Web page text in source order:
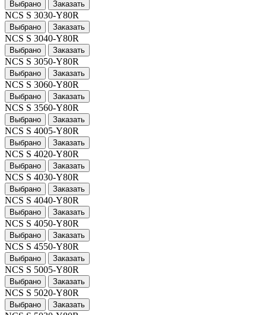
Выбрано Заказать
NCS S 3030-Y80R
Выбрано Заказать
NCS S 3040-Y80R
Выбрано Заказать
NCS S 3050-Y80R
Выбрано Заказать
NCS S 3060-Y80R
Выбрано Заказать
NCS S 3560-Y80R
Выбрано Заказать
NCS S 4005-Y80R
Выбрано Заказать
NCS S 4020-Y80R
Выбрано Заказать
NCS S 4030-Y80R
Выбрано Заказать
NCS S 4040-Y80R
Выбрано Заказать
NCS S 4050-Y80R
Выбрано Заказать
NCS S 4550-Y80R
Выбрано Заказать
NCS S 5005-Y80R
Выбрано Заказать
NCS S 5020-Y80R
Выбрано Заказать